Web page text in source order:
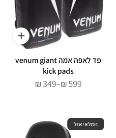
פד לאפה אמה venum giant
kick pads
₪349–₪599
טווח
⁦₪599⁩
המלאי אזל